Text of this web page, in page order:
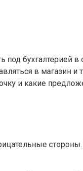
под бухгалтерией
в магазин и
и какие
стороны.